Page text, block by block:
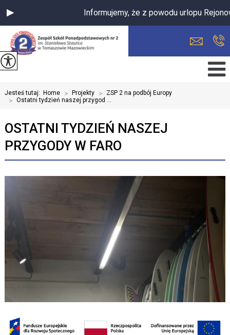
Informujemy, że z powodu urlopu
Jesteś tutaj: Home > Projekty > ZSP 2 na podbój Europy
> Ostatni tydzień naszej przygod ...
OSTATNI TYDZIEŃ NASZEJ
PRZYGODY W FARO